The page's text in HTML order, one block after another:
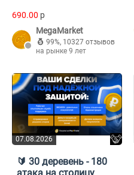
690.00 p
MegaMarket
99%, 10327 отзывов
на рынке 9 лет
07.08.2026
🔰 30 деревень - 180